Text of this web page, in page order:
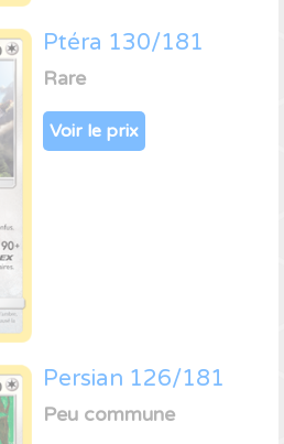
Ptéra 130/181
Rare
Voir le prix
Persian 126/181
Peu commune